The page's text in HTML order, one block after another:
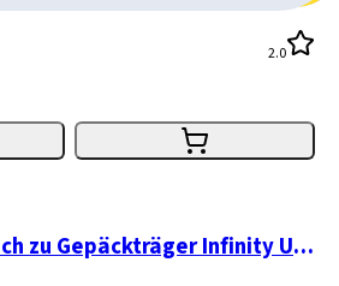
2.0
SKS HR-Schutzblech zu Gepäckträger Infinity Universal 56 mm schwarz matt